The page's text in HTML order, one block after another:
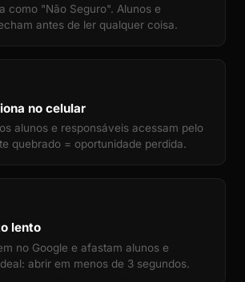
como "Não Seguro". Alunos e
antes de ler qualquer coisa.
no celular
alunos e responsáveis acessam pelo
quebrado = oportunidade perdida.
lento
no Google e afastam alunos e
abrir em menos de 3 segundos.